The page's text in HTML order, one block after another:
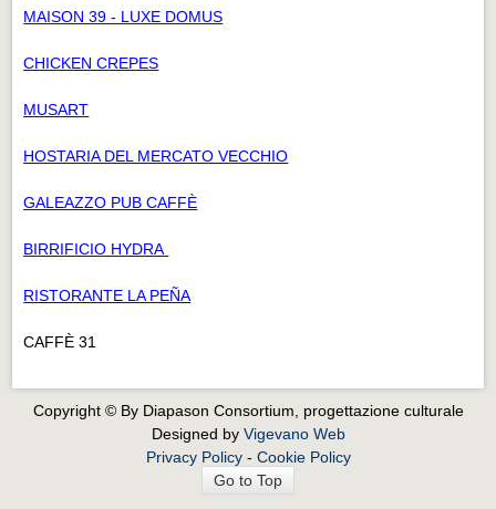
MAISON 39 - LUXE DOMUS
CHICKEN CREPES
MUSART
HOSTARIA DEL MERCATO VECCHIO
GALEAZZO PUB CAFFÈ
BIRRIFICIO HYDRA
RISTORANTE LA PEÑA
CAFFÈ 31
Copyright © By Diapason Consortium, progettazione culturale
Designed by Vigevano Web
Privacy Policy- Cookie Policy
Go to Top